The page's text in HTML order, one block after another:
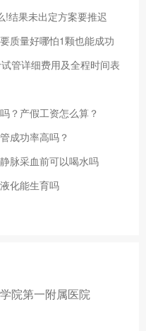
!结果未出定方案要推迟
质量好哪怕1颗也能成功
管详细费用及全程时间表
？产假工资怎么算？
成功率高吗？
脉采血前可以喝水吗
化能生育吗
院第一附属医院